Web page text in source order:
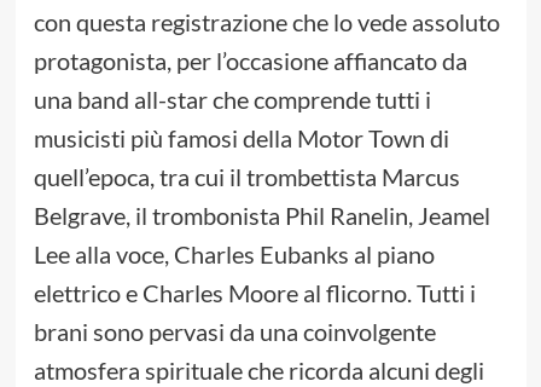
con questa registrazione che lo vede assoluto
protagonista, per l’occasione affiancato da
una band all-star che comprende tutti i
musicisti più famosi della Motor Town di
quell’epoca, tra cui il trombettista Marcus
Belgrave, il trombonista Phil Ranelin, Jeamel
Lee alla voce, Charles Eubanks al piano
elettrico e Charles Moore al flicorno. Tutti i
brani sono pervasi da una coinvolgente
atmosfera spirituale che ricorda alcuni degli